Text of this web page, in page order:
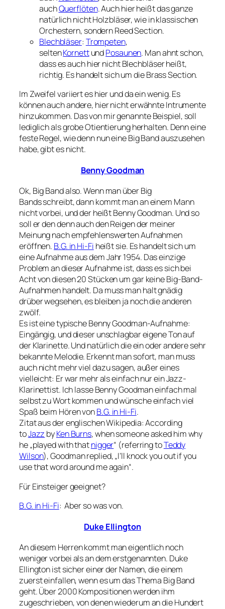
auchQuerflöten. Auch hier heißt das ganze
natürlich nicht Holzbläser, wie in klassischen
Orchestern, sondern Reed Section.
Blechbläser: Trompeten,
seltenKornettundPosaunen. Man ahnt schon,
dass es auch hier nicht Blechbläser heißt,
richtig. Es handelt sich um die Brass Section.
Im Zweifel variiert es hier und da ein wenig. Es
können auch andere, hier nicht erwähnte Intrumente
hinzukommen. Das von mir genannte Beispiel, soll
lediglich als grobe Otientierung herhalten. Denn eine
feste Regel, wie denn nun eine Big Band auszusehen
habe, gibt es nicht.
Benny Goodman
Ok, Big Band also. Wenn man über Big
Bands schreibt, dann kommt man an einem Mann
nicht vorbei, und der heißt Benny Goodman. Und so
soll er den denn auch den Reigen der meiner
Meinung nach empfehlenswerten Aufnahmen
eröffnen. B.G. in Hi-Fi heißt sie. Es handelt sich um
eine Aufnahme aus dem Jahr 1954. Das einzige
Problem an dieser Aufnahme ist, dass es sich bei
Acht von diesen 20 Stücken um gar keine Big-Band-
Aufnahmen handelt. Da muss man halt gnädig
drüber wegsehen, es bleiben ja noch die anderen
zwölf.
Es ist eine typische Benny Goodman-Aufnahme:
Eingängig, und dieser unschlagbar eigene Ton auf
der Klarinette. Und natürlich die ein oder andere sehr
bekannte Melodie. Erkennt man sofort, man muss
auch nicht mehr viel dazu sagen, außer eines
vielleicht: Er war mehr als einfach nur ein Jazz-
Klarinettist. Ich lasse Benny Goodman einfach mal
selbst zu Wort kommen und wünsche einfach viel
Spaß beim Hören vonB.G. in Hi-Fi.
Zitat aus der englischen Wikipedia:According
toJazz byKen Burns, when someone asked him why
he „played with thatnigger“ (referring toTeddy
Wilson), Goodman replied, „I’ll knock you out if you
use that word around me again“.
Für Einsteiger geeignet?
B.G. in Hi-Fi: Aber so was von.
Duke Ellington
An diesem Herren kommt man eigentlich noch
weniger vorbei als an dem erstgenannten. Duke
Ellington ist sicher einer der Namen, die einem
zuerst einfallen, wenn es um das Thema Big Band
geht. Über 2000 Kompositionen werden ihm
zugeschrieben, von denen wiederum an die Hundert